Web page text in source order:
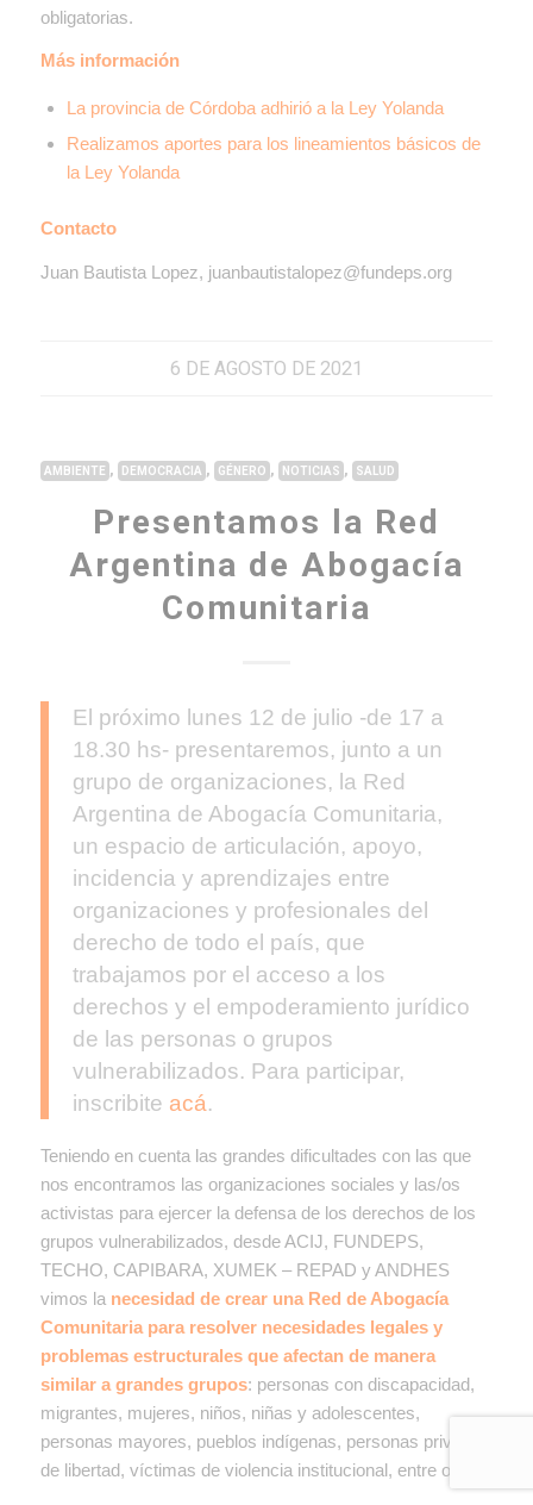
obligatorias.
Más información
La provincia de Córdoba adhirió a la Ley Yolanda
Realizamos aportes para los lineamientos básicos de
la Ley Yolanda
Contacto
Juan Bautista Lopez, juanbautistalopez@fundeps.org
6 DE AGOSTO DE 2021
AMBIENTE , DEMOCRACIA , GÉNERO , NOTICIAS , SALUD
Presentamos la Red
Argentina de Abogacía
Comunitaria
El próximo lunes 12 de julio -de 17 a
18.30 hs- presentaremos, junto a un
grupo de organizaciones, la Red
Argentina de Abogacía Comunitaria,
un espacio de articulación, apoyo,
incidencia y aprendizajes entre
organizaciones y profesionales del
derecho de todo el país, que
trabajamos por el acceso a los
derechos y el empoderamiento jurídico
de las personas o grupos
vulnerabilizados. Para participar,
inscribite acá.
Teniendo en cuenta las grandes dificultades con las que
nos encontramos las organizaciones sociales y las/os
activistas para ejercer la defensa de los derechos de los
grupos vulnerabilizados, desde ACIJ, FUNDEPS,
TECHO, CAPIBARA, XUMEK – REPAD y ANDHES
vimos la necesidad de crear una Red de Abogacía
Comunitaria para resolver necesidades legales y
problemas estructurales que afectan de manera
similar a grandes grupos: personas con discapacidad,
migrantes, mujeres, niños, niñas y adolescentes,
personas mayores, pueblos indígenas, personas privadas
de libertad, víctimas de violencia institucional, entre otros.